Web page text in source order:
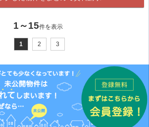
1～15件を表示
1 2 3